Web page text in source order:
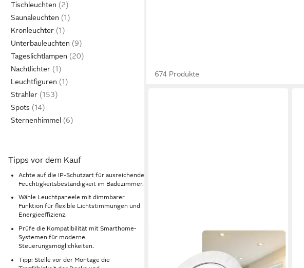
Tischleuchten
Saunaleuchten
Kronleuchter
Unterbauleuchten
Tageslichtlampen
Nachtlichter
Leuchtfiguren
Strahler
Spots
Sternenhimmel
Tipps vor dem Kauf
Achte auf die IP-Schutzart für ausreichende
Feuchtigkeitsbeständigkeit im Badezimmer.
Wähle Leuchtpaneele mit dimmbarer
Funktion für flexible Lichtstimmungen und
Energieeffizienz.
Prüfe die Kompatibilität mit Smarthome-
Systemen für moderne
Steuerungsmöglichkeiten.
Tipp: Stelle vor der Montage die
674 Produkte
LED Einbaustrahler 6er Set IP44
Bad Aluminium GU10 7W LED Spots